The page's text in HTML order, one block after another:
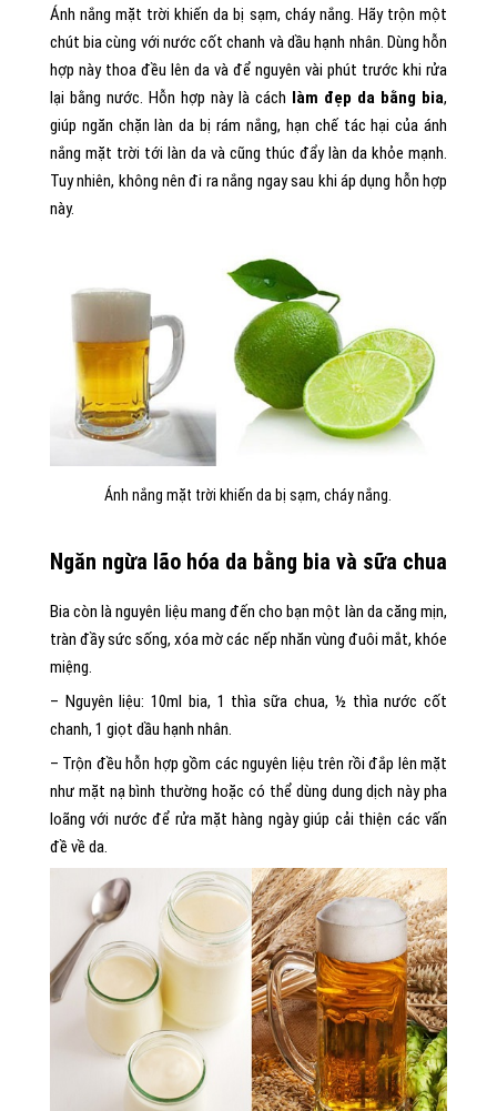
Ánh nắng mặt trời khiến da bị sạm, cháy nắng. Hãy trộn một
chút bia cùng với nước cốt chanh và dầu hạnh nhân. Dùng hỗn
hợp này thoa đều lên da và để nguyên vài phút trước khi rửa
lại bằng nước. Hỗn hợp này là cách làm đẹp da bằng bia,
giúp ngăn chặn làn da bị rám nắng, hạn chế tác hại của ánh
nắng mặt trời tới làn da và cũng thúc đẩy làn da khỏe mạnh.
Tuy nhiên, không nên đi ra nắng ngay sau khi áp dụng hỗn hợp
này.
Ánh nắng mặt trời khiến da bị sạm, cháy nắng.
Ngăn ngừa lão hóa da bằng bia và sữa chua
Bia còn là nguyên liệu mang đến cho bạn một làn da căng mịn,
tràn đầy sức sống, xóa mờ các nếp nhăn vùng đuôi mắt, khóe
miệng.
– Nguyên liệu: 10ml bia, 1 thìa sữa chua, ½ thìa nước cốt
chanh, 1 giọt dầu hạnh nhân.
– Trộn đều hỗn hợp gồm các nguyên liệu trên rồi đắp lên mặt
như mặt nạ bình thường hoặc có thể dùng dung dịch này pha
loãng với nước để rửa mặt hàng ngày giúp cải thiện các vấn
đề về da.